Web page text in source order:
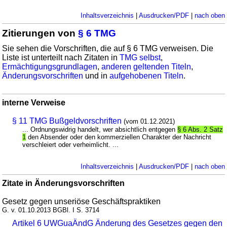
Inhaltsverzeichnis Ausdrucken/PDF| nach oben
Zitierungen von§ 6 TMG
Sie sehen die Vorschriften, die auf § 6 TMG verweisen. Die
Liste ist unterteilt nach Zitaten inTMG selbst,
Ermächtigungsgrundlagen,anderen geltenden Titeln,
Änderungsvorschriften und inaufgehobenen Titeln.
interne Verweise
§ 11 TMG Bußgeldvorschriften (vom 01.12.2021)
... Ordnungswidrig handelt, wer absichtlich entgegen § 6 Abs. 2 Satz
1 den Absender oder den kommerziellen Charakter der Nachricht
verschleiert oder verheimlicht. ...
Inhaltsverzeichnis Ausdrucken/PDF| nach oben
Zitate in Änderungsvorschriften
Gesetz gegen unseriöse Geschäftspraktiken
G. v. 01.10.2013 BGBl. I S. 3714
Artikel 6 UWGuaÄndG Änderung des Gesetzes gegen den